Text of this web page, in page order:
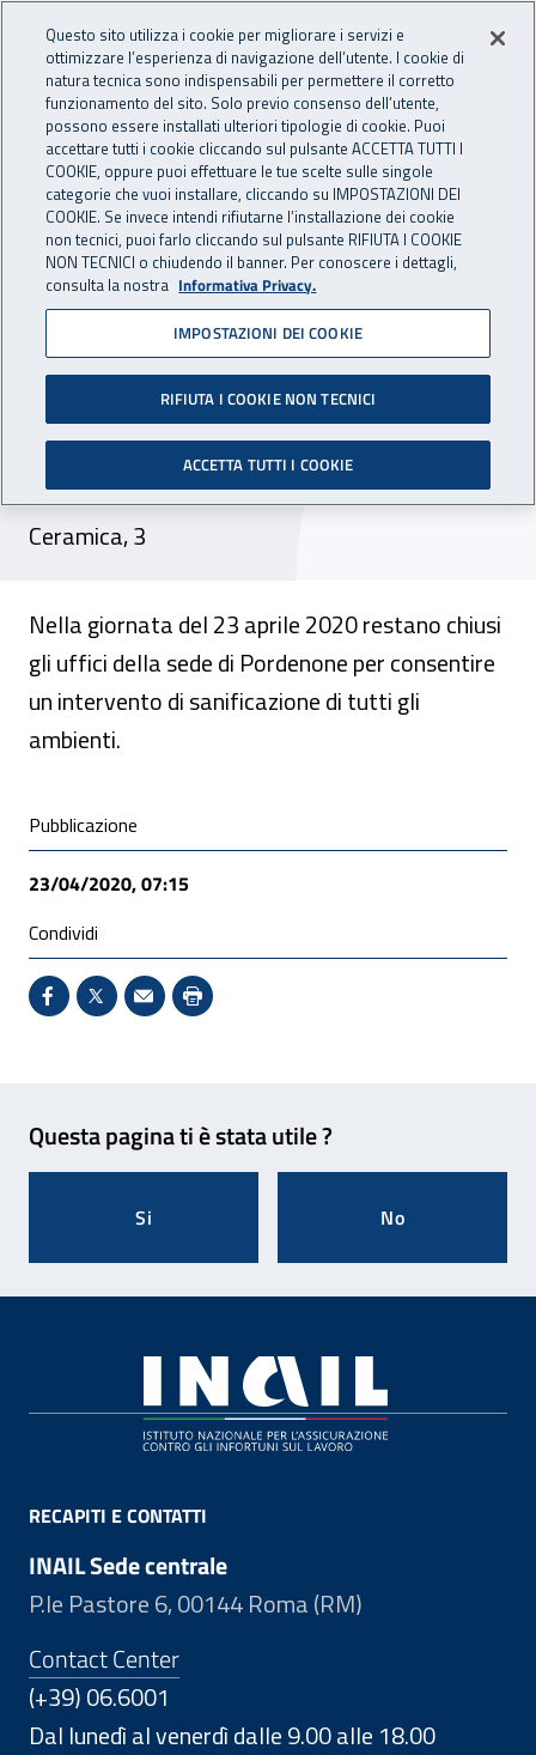
INAIL - Istituto Nazionale
Apri cerca
Navigazione principale
Navigazione - Ti trovi in:
Home Inail comunica Avvisi
Dr Friuli Venezia Giulia:
chiusura temporanea degli
uffici della sede di
Pordenone
Nella giornata del 23 aprile 2020 è chiusa la
sede di Pordenone ubicata in via della Vecchia
Ceramica, 3
Nella giornata del 23 aprile 2020 restano chiusi
gli uffici della sede di Pordenone per consentire
un intervento di sanificazione di tutti gli
ambienti.
Condivisione social
Pubblicazione
23/04/2020, 07:15
Condividi
Condividi su Facebook - Sito esterno - Apertura in
X - Sito esterno - Apertura in nuova finestra
Invio Mail: apre il programma di posta
Stampa pagina: scelta meno
Questa pagina ti è stata utile ?
Si No
RECAPITI E CONTATTI
INAIL Sede centrale
P.le Pastore 6, 00144 Roma (RM)
Contact Center
(+39) 06.6001
Dal lunedì al venerdì dalle 9.00 alle 18.00
Questo sito utilizza i cookie per migliorare i servizi e
ottimizzare l’esperienza di navigazione dell’utente. I cookie di
natura tecnica sono indispensabili per permettere il corretto
funzionamento del sito. Solo previo consenso dell’utente,
possono essere installati ulteriori tipologie di cookie. Puoi
accettare tutti i cookie cliccando sul pulsante ACCETTA TUTTI I
COOKIE, oppure puoi effettuare le tue scelte sulle singole
categorie che vuoi installare, cliccando su IMPOSTAZIONI DEI
COOKIE. Se invece intendi rifiutarne l’installazione dei cookie
non tecnici, puoi farlo cliccando sul pulsante RIFIUTA I COOKIE
NON TECNICI o chiudendo il banner. Per conoscere i dettagli,
consulta la nostra Informativa Privacy.
IMPOSTAZIONI DEI COOKIE
RIFIUTA I COOKIE NON TECNICI
ACCETTA TUTTI I COOKIE